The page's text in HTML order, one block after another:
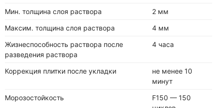
Мин. толщина слоя раствора
2 мм
Максим. толщина слоя раствора
4 мм
Жизнеспособность раствора после
разведения раствора
4 часа
Коррекция плитки после укладки
не менее 10
минут
Морозостойкость
F150 — 150